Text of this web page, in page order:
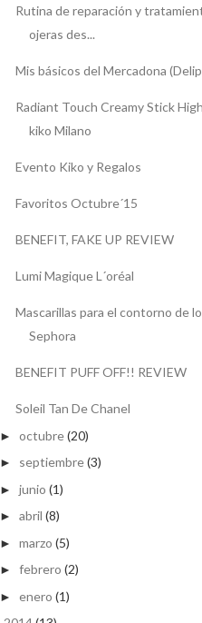
Rutina de reparación y
ojeras des...
Mis básicos del Mercadona
Radiant Touch Creamy Stick
kiko Milano
Evento Kiko y Regalos
Favoritos Octubre´15
BENEFIT, FAKE UP REVIEW
Lumi Magique L´oréal
Mascarillas para el contorno de
Sephora
BENEFIT PUFF OFF!! REVIEW
Soleil Tan De Chanel
► octubre(20)
► septiembre(3)
► junio (1)
► abril (8)
► marzo (5)
► febrero (2)
► enero (1)